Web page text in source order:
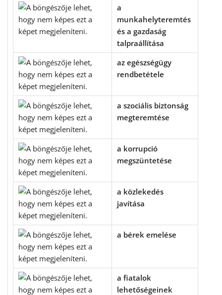
a
munkahelyteremtés
és a gazdaság
talpraállítása
az egészségügy
rendbetétele
a szociális biztonság
megteremtése
a korrupció
megszüntetése
a közlekedés
javítása
a bérek emelése
a fiatalok
lehetőségeinek